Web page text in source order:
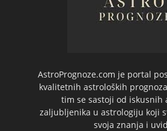
AstroPrognoze.com je portal
kvalitetnih astroloških
tim se sastoji od iskusnih
zaljubljenika u astrologiju koji
svoja znanja i